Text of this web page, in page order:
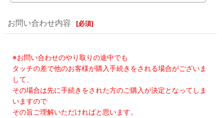
お問い合わせ内容 [必須]
※お問い合わせのやり取りの途中でも
タッチの差で他のお客様が購入手続きをされる場合がございま
して、
その場合は先に手続きをされた方のご購入が決定となってしま
いますので
その旨ご理解いただければと思います。